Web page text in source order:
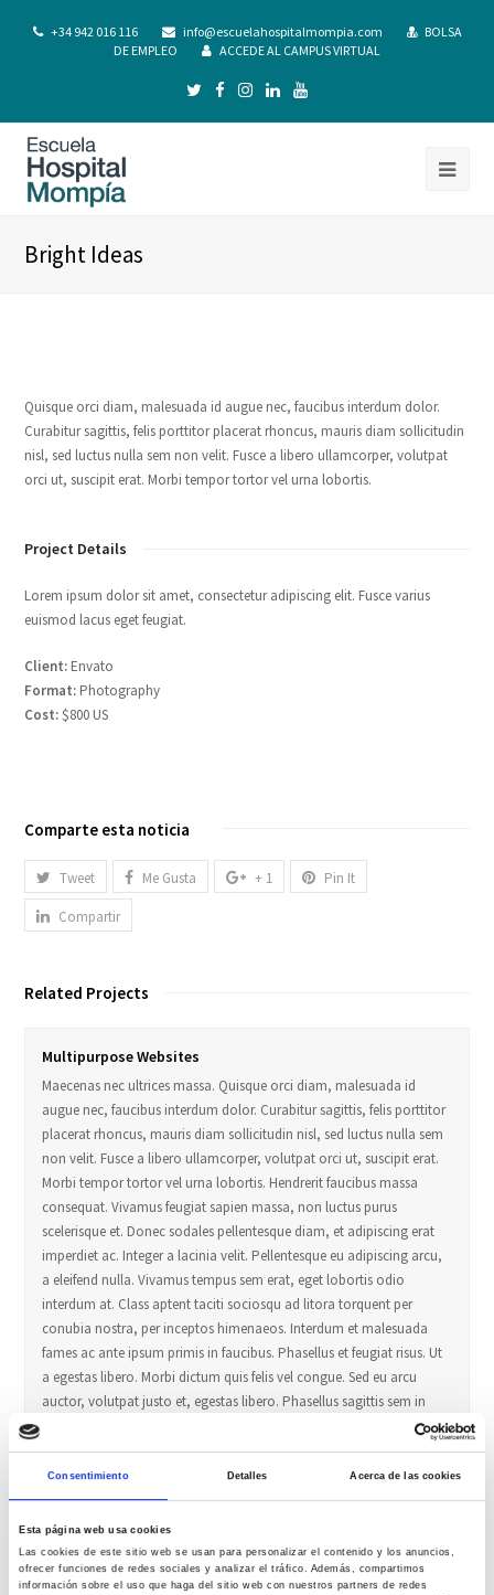
Consentimiento Detalles Acerca de las cookies
Esta página web usa cookies
Las cookies de este sitio web se usan para personalizar el contenido y los anuncios,
ofrecer funciones de redes sociales y analizar el tráfico. Además, compartimos
información sobre el uso que haga del sitio web con nuestros partners de redes
+34 942 016 116 info@escuelahospitalmompia.com
BOLSA
DE EMPLEO
ACCEDE AL CAMPUS VIRTUAL
Bright Ideas
Quisque orci diam, malesuada id augue nec, faucibus interdum dolor.
Curabitur sagittis, felis porttitor placerat rhoncus, mauris diam sollicitudin
nisl, sed luctus nulla sem non velit. Fusce a libero ullamcorper, volutpat
orci ut, suscipit erat. Morbi tempor tortor vel urna lobortis.
Project Details
Lorem ipsum dolor sit amet, consectetur adipiscing elit. Fusce varius
euismod lacus eget feugiat.
Client: Envato
Format: Photography
Cost:$800 US
Comparte esta noticia
Tweet Me Gusta + 1 Pin It
Compartir
Related Projects
Multipurpose Websites
Maecenas nec ultrices massa. Quisque orci diam, malesuada id
augue nec, faucibus interdum dolor. Curabitur sagittis, felis porttitor
placerat rhoncus, mauris diam sollicitudin nisl, sed luctus nulla sem
non velit. Fusce a libero ullamcorper, volutpat orci ut, suscipit erat.
Morbi tempor tortor vel urna lobortis. Hendrerit faucibus massa
consequat. Vivamus feugiat sapien massa, non luctus purus
scelerisque et. Donec sodales pellentesque diam, et adipiscing erat
imperdiet ac. Integer a lacinia velit. Pellentesque eu adipiscing arcu,
a eleifend nulla. Vivamus tempus sem erat, eget lobortis odio
interdum at. Class aptent taciti sociosqu ad litora torquent per
conubia nostra, per inceptos himenaeos. Interdum et malesuada
fames ac ante ipsum primis in faucibus. Phasellus et feugiat risus. Ut
a egestas libero. Morbi dictum quis felis vel congue. Sed eu arcu
auctor, volutpat justo et, egestas libero. Phasellus sagittis sem in
Time & Space
Quisque viverra eleifend velit id sagittis. Nulla eleifend posuere
vehicula. Praesent ornare purus non purus suscipit, nec consectetur
lectus laoreet. Nullam ipsum elit, vehicula at facilisis eget, rhoncus